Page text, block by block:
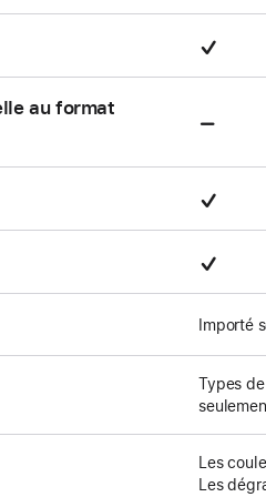
en
Pris
en
au format
Non
Pris
en
Pris
en
Importé
Types
Les
Les